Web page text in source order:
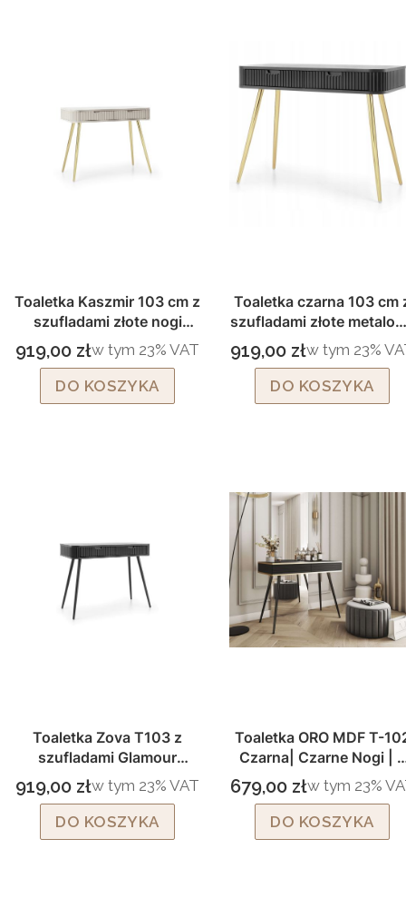
Toaletka Kaszmir 103 cm z
szufladami złote nogi
Zova T103
Cena brutto
919,00 złw tym %s VAT
w tym 23% VAT
DO KOSZYKA
Toaletka czarna 103 cm
szufladami złote
nogi Zova T103
Cena brutto
919,00 złw tym %s VAT
w tym 23%
DO KOSZYKA
Toaletka Zova T103 z
szufladami Glamour
Czarna, Czarne nogi,
Ryflowana
Cena brutto
919,00 złw tym %s VAT
w tym 23% VAT
DO KOSZYKA
Toaletka ORO MDF T-
Czarna| Czarne Nogi | 2
Szuflady Push to Open
Cena brutto
679,00 złw tym %s VAT
w tym 23%
DO KOSZYKA